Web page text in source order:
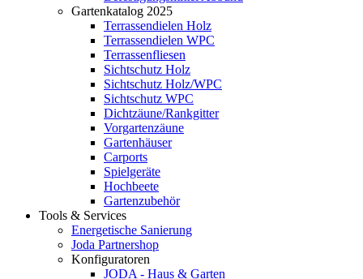
Gartenkatalog 2025
Terrassendielen Holz
Terrassendielen WPC
Terrassenfliesen
Sichtschutz Holz
Sichtschutz Holz/WPC
Sichtschutz WPC
Dichtzäune/Rankgitter
Vorgartenzäune
Gartenhäuser
Carports
Spielgeräte
Hochbeete
Gartenzubehör
Tools & Services
Energetische Sanierung
Joda Partnershop
Konfiguratoren
JODA - Haus & Garten